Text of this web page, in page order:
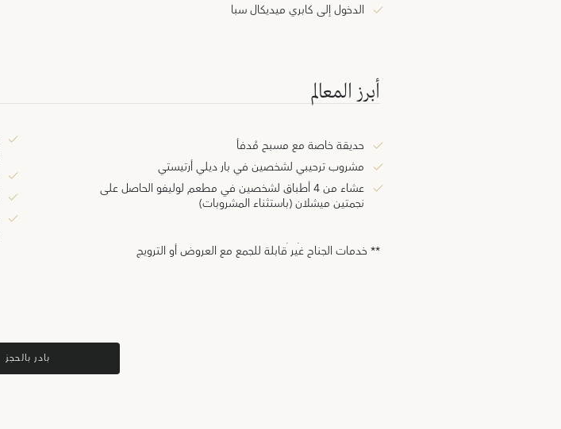
الدخول إلى كابري ميديكال سبا
أبرز المعالم
حديقة خاصة مع مسبح مُدفأ
مشروب ترحيبي لشخصين في بار ديلي أرتيستي
عشاء من 4 أطباق لشخصين في مطعم لوليفو الحاصل على
نجمتين ميشلان (باستثناء المشروبات)
** خدمات الجناح غير قابلة للجمع مع العروض أو الترويج
بادر بالحجز